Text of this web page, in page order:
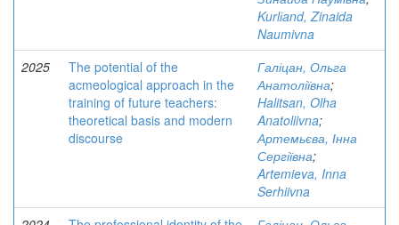
Kurlіand, Zinaida
Naumivna
2025
The potential of the
acmeological approach in the
training of future teachers:
theoretical basis and modern
discourse
Галіцан, Ольга
Анатоліївна;
Halitsan, Olha
Anatoliivna;
Артемьєва, Інна
Сергіївна;
Artemieva, Inna
Serhiivna